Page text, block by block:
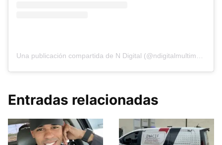
Entradas relacionadas